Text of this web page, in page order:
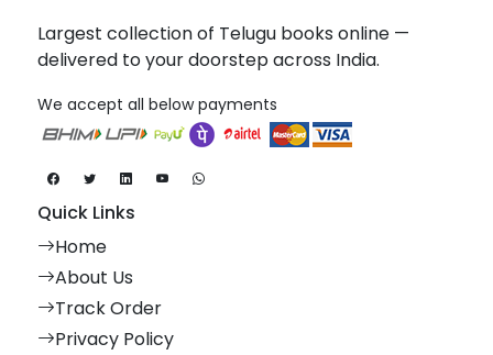
Largest collection of Telugu books online —
delivered to your doorstep across India.
We accept all below payments
Quick Links
Home
About Us
Track Order
Privacy Policy